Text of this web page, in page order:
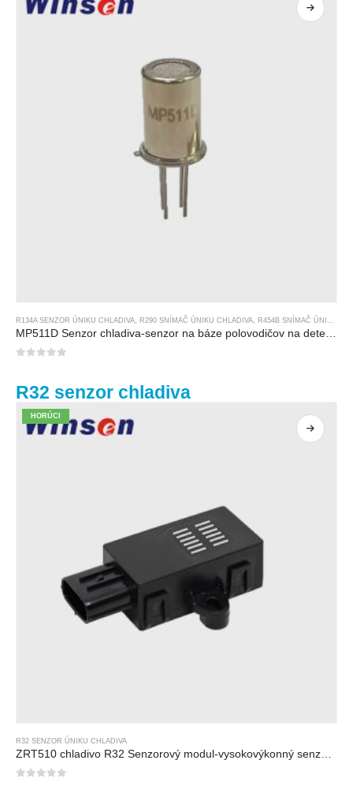
R134A SENZOR ÚNIKU CHLADIVA, R290 SNÍMAČ ÚNIKU CHLADIVA, R454B SNÍMAČ ÚNIKU CHLADIVA
MP511D Senzor chladiva-senzor na báze polovodičov na detekciu úniku chladiva
R32 senzor chladiva
HORÚCI
R32 SENZOR ÚNIKU CHLADIVA